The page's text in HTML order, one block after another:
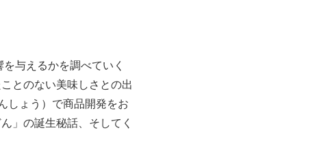
与えるかを調べていく
とのない美味しさとの出
しょう）で商品開発をお
」の誕生秘話、そしてく